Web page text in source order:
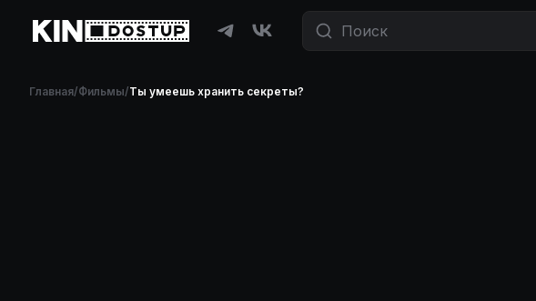
Главная/Фильмы/Ты умеешь хранить секреты?